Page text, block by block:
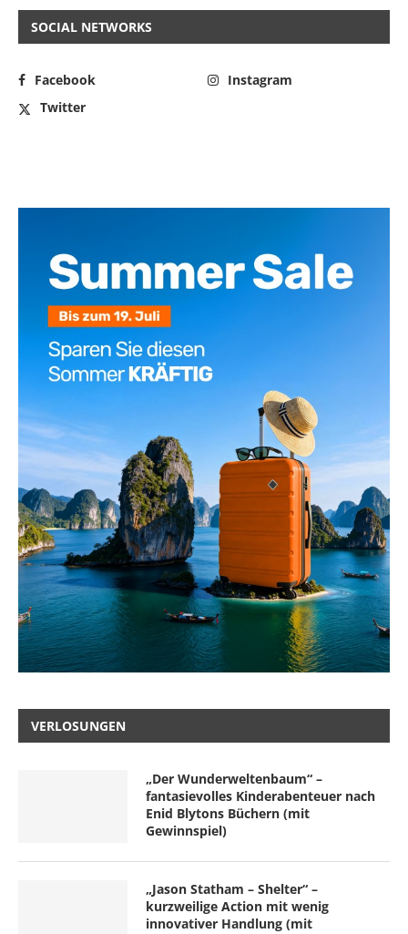
SOCIAL NETWORKS
Facebook
Instagram
Twitter
VERLOSUNGEN
„Der Wunderweltenbaum“ –
fantasievolles Kinderabenteuer nach
Enid Blytons Büchern (mit
Gewinnspiel)
„Jason Statham – Shelter“ –
kurzweilige Action mit wenig
innovativer Handlung (mit